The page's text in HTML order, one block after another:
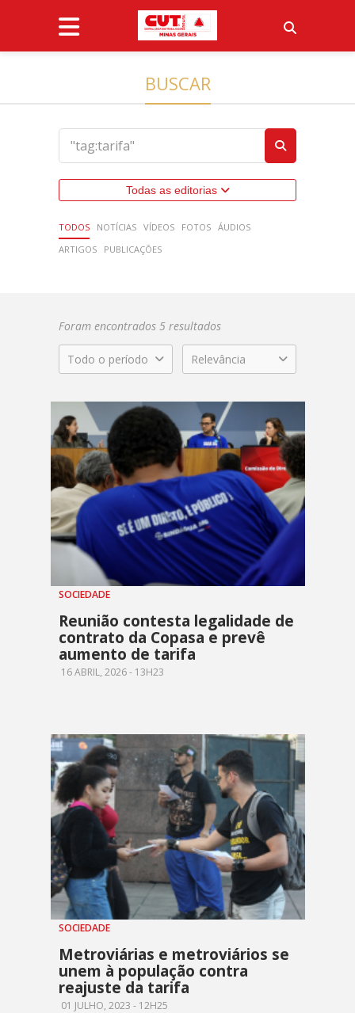
BUSCAR
Todas as editorias
TODOS NOTÍCIAS VÍDEOS FOTOS ÁUDIOS
ARTIGOS
PUBLICAÇÕES
Foram encontrados 5 resultados
Todo o período Relevância
SOCIEDADE
Reunião contesta legalidade de
contrato da Copasa e prevê
aumento de tarifa
16 ABRIL, 2026 - 13H23
SOCIEDADE
Metroviárias e metroviários se
unem à população contra
reajuste da tarifa
01 JULHO, 2023 - 12H25